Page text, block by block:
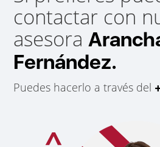
contactar con
asesora
Fernández.
Puedes hacerlo a través del